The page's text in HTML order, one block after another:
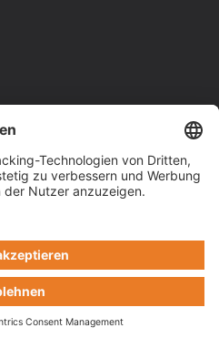
Racing4fun - Alles über
Impressum
Cookie-Einstellungen